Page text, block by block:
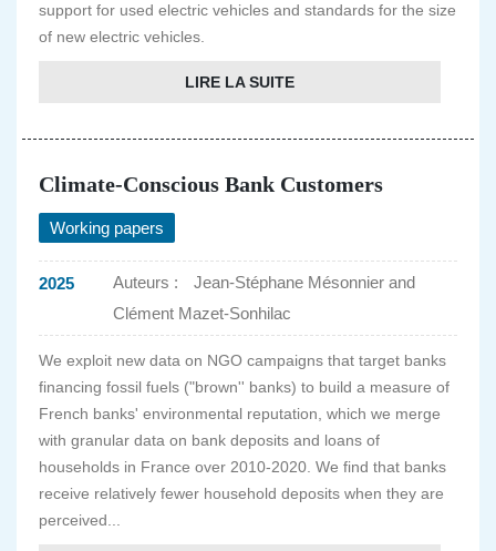
support for used electric vehicles and standards for the size
of new electric vehicles.
LIRE LA SUITE
Climate-Conscious Bank Customers
Working papers
2025 Auteurs :
Jean-Stéphane Mésonnier and
Clément Mazet-Sonhilac
We exploit new data on NGO campaigns that target banks
financing fossil fuels ("brown'' banks) to build a measure of
French banks' environmental reputation, which we merge
with granular data on bank deposits and loans of
households in France over 2010-2020. We find that banks
receive relatively fewer household deposits when they are
perceived...